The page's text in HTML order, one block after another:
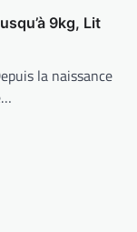
9kg, Lit
la naissance